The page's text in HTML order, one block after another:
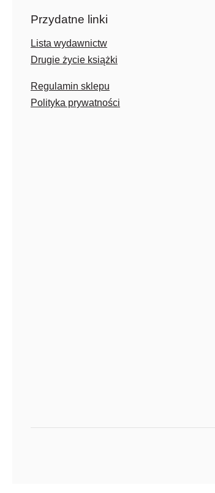
Przydatne linki
Lista wydawnictw
Drugie życie książki
Regulamin sklepu
Polityka prywatności